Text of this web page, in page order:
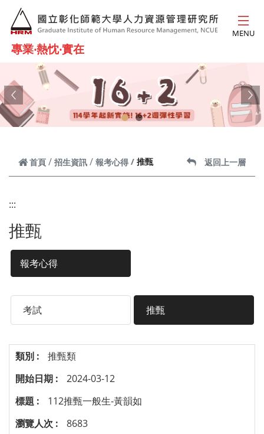
跳到主要內容
專業‧熱忱‧實在
MENU
Previous
首頁 招生資訊 報考心得 推甄 返回上一層
:::
推甄
報考心得
考試 推甄
推甄類
2024-03-12
112推甄一般生-黃韻如
8683